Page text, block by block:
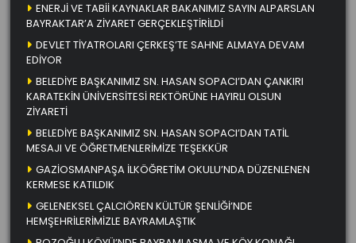
ENERJİ VE TABİİ KAYNAKLAR BAKANIMIZ SAYIN ALPARSLAN
BAYRAKTAR’A ZİYARET GERÇEKLEŞTİRİLDİ
DEVLET TİYATROLARI ÇERKEŞ’TE SAHNE ALMAYA DEVAM
EDİYOR
BELEDİYE BAŞKANIMIZ SN. HASAN SOPACI’DAN ÇANKIRI
KARATEKİN ÜNİVERSİTESİ REKTÖRÜNE HAYIRLI OLSUN
ZİYARETİ
BELEDİYE BAŞKANIMIZ SN. HASAN SOPACI’DAN TATİL
MESAJI VE ÖĞRETMENLERİMİZE TEŞEKKÜR
GAZİOSMANPAŞA İLKÖĞRETİM OKULU’NDA DÜZENLENEN
KERMESE KATILDIK
GELENEKSEL ÇALCIÖREN KÜLTÜR ŞENLİĞİ’NDE
HEMŞEHRİLERİMİZLE BAYRAMLAŞTIK